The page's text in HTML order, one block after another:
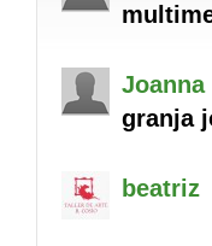
Joanna
granja
beatriz